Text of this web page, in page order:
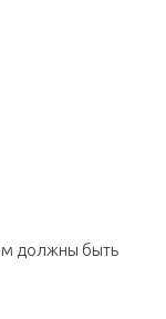
должны быть